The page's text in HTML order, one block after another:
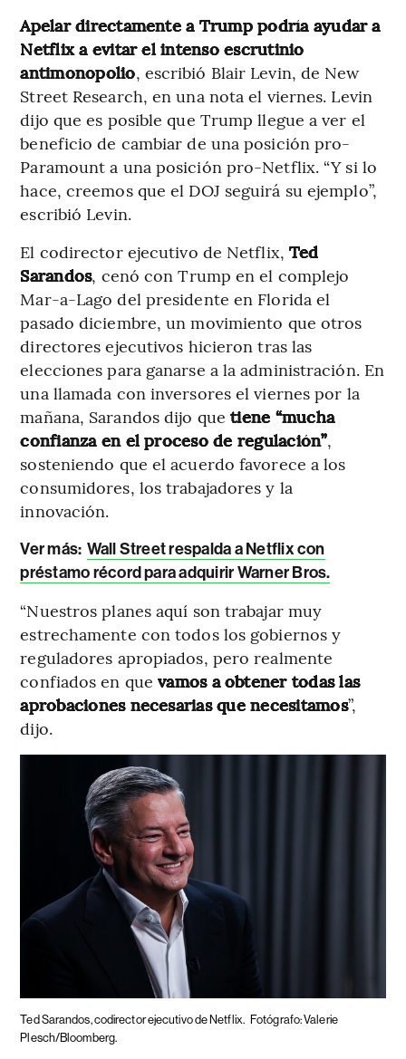
Apelar directamente a Trump podría ayudar a
Netflix a evitar el intenso escrutinio
antimonopolio, escribió Blair Levin, de New
Street Research, en una nota el viernes. Levin
dijo que es posible que Trump llegue a ver el
beneficio de cambiar de una posición pro-
Paramount a una posición pro-Netflix. “Y si lo
hace, creemos que el DOJ seguirá su ejemplo”,
escribió Levin.
El codirector ejecutivo de Netflix, Ted
Sarandos, cenó con Trump en el complejo
Mar-a-Lago del presidente en Florida el
pasado diciembre, un movimiento que otros
directores ejecutivos hicieron tras las
elecciones para ganarse a la administración. En
una llamada con inversores el viernes por la
mañana, Sarandos dijo que tiene “mucha
confianza en el proceso de regulación”,
sosteniendo que el acuerdo favorece a los
consumidores, los trabajadores y la
innovación.
Ver más: Wall Street respalda a Netflix con
préstamo récord para adquirir Warner Bros.
“Nuestros planes aquí son trabajar muy
estrechamente con todos los gobiernos y
reguladores apropiados, pero realmente
confiados en quevamos a obtener todas las
aprobaciones necesarias que necesitamos”,
dijo.
Ted Sarandos, codirector ejecutivo de Netflix. Fotógrafo: Valerie
Plesch/Bloomberg.